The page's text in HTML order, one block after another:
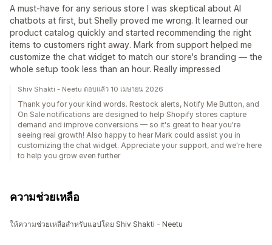
A must-have for any serious store I was skeptical about AI
chatbots at first, but Shelly proved me wrong. It learned our
product catalog quickly and started recommending the right
items to customers right away. Mark from support helped me
customize the chat widget to match our store's branding — the
whole setup took less than an hour. Really impressed
Shiv Shakti - Neetu ตอบแล้ว 10 เมษายน 2026
Thank you for your kind words. Restock alerts, Notify Me Button, and
On Sale notifications are designed to help Shopify stores capture
demand and improve conversions — so it's great to hear you're
seeing real growth! Also happy to hear Mark could assist you in
customizing the chat widget. Appreciate your support, and we're here
to help you grow even further
ความช่วยเหลือ
ให้ความช่วยเหลือสำหรับแอปโดย Shiv Shakti - Neetu